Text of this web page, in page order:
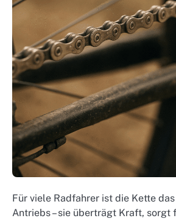
Für viele Radfahrer ist die Kette
Antriebs – sie überträgt Kraft, sorgt